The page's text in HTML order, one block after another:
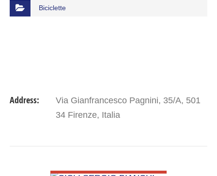
Biciclette
Address:
Via Gianfrancesco Pagnini, 35/A, 501
34 Firenze, Italia